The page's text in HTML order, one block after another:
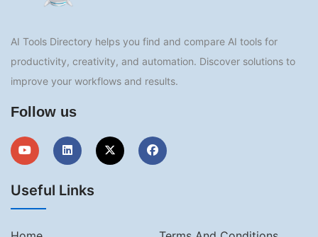
AI Tools Directory helps you find and compare AI tools for
productivity, creativity, and automation. Discover solutions to
improve your workflows and results.
Follow us
Useful Links